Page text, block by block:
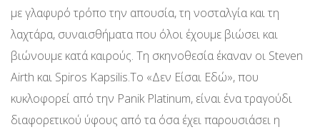
με γλαφυρό τρόπο την απουσία, τη νοσταλγία και τη
λαχτάρα, συναισθήματα που όλοι έχουμε βιώσει και
βιώνουμε κατά καιρούς. Τη σκηνοθεσία έκαναν οι Steven
Airth και Spiros Kapsilis.Το «Δεν Είσαι Εδώ», που
κυκλοφορεί από την Panik Platinum, είναι ένα τραγούδι
διαφορετικού ύφους από τα όσα έχει παρουσιάσει η